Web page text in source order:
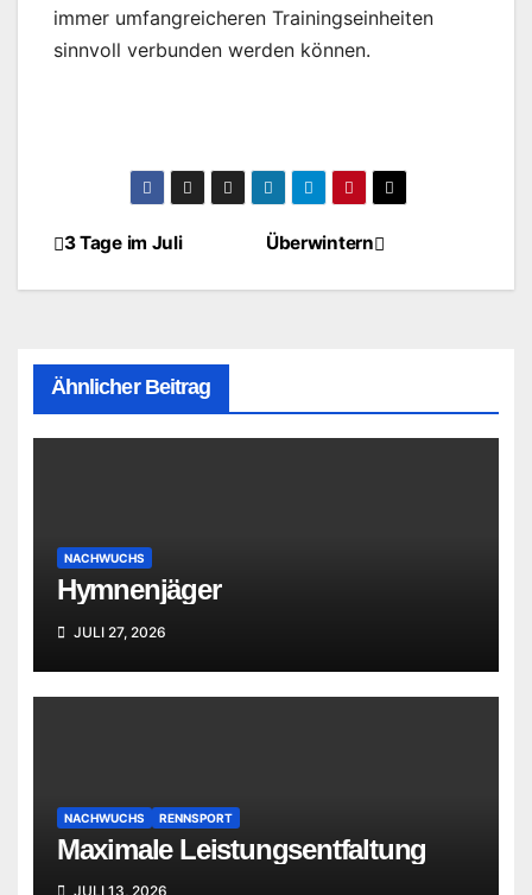
immer umfangreicheren Trainingseinheiten
sinnvoll verbunden werden können.
Beitragsnavigation
Überwintern
3 Tage im Juli
Ähnlicher Beitrag
NACHWUCHS
Hymnenjäger
JULI 27, 2026
NACHWUCHS RENNSPORT
Maximale Leistungsentfaltung
JULI 13, 2026